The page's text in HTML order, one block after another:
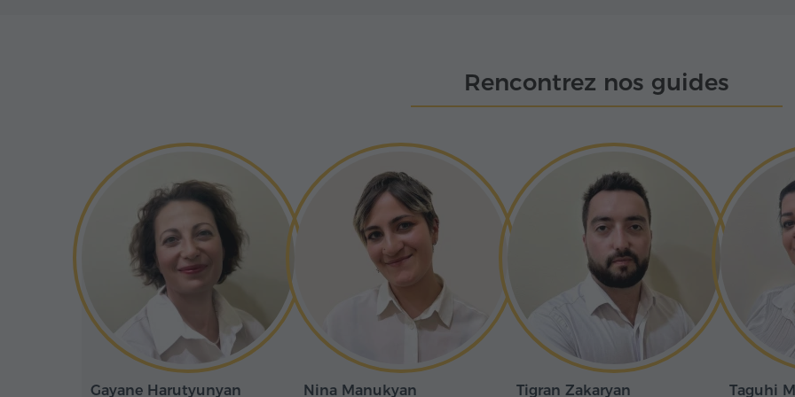
les marques du temps et l'empreinte des maîtres
bâtisseurs. L'un des narthex devint la sépulture de
dans l'histoire arménienne.
Rencontrez nos guides
Gayane Harutyunyan Nina Manukyan Tigran Zakaryan Taguhi